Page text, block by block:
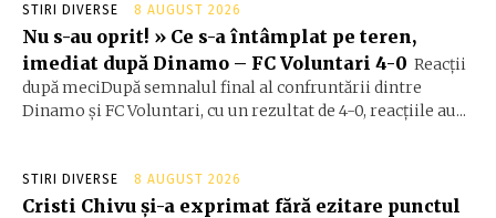
STIRI DIVERSE 8 AUGUST 2026
Nu s-au oprit! » Ce s-a întâmplat pe teren,
imediat după Dinamo – FC Voluntari 4-0 Reacții
după meciDupă semnalul final al confruntării dintre
Dinamo și FC Voluntari, cu un rezultat de 4-0, reacțiile au...
STIRI DIVERSE 8 AUGUST 2026
Cristi Chivu și-a exprimat fără ezitare punctul